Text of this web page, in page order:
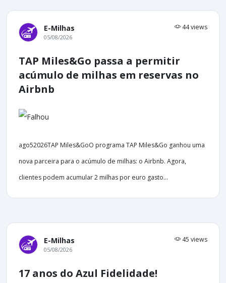
E-Milhas 44 views
05/08/2026
TAP Miles&Go passa a permitir
acúmulo de milhas em reservas no
Airbnb
ago52026TAP Miles&GoO programa TAP Miles&Go ganhou uma
nova parceira para o acúmulo de milhas: o Airbnb. Agora,
clientes podem acumular 2 milhas por euro gasto...
E-Milhas 45 views
05/08/2026
17 anos do Azul Fidelidade!